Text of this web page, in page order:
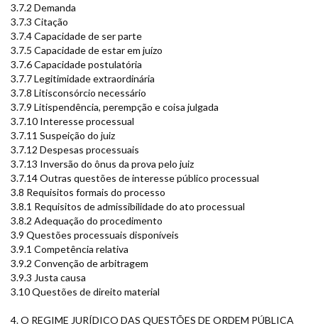
3.7.2 Demanda
3.7.3 Citação
3.7.4 Capacidade de ser parte
3.7.5 Capacidade de estar em juízo
3.7.6 Capacidade postulatória
3.7.7 Legitimidade extraordinária
3.7.8 Litisconsórcio necessário
3.7.9 Litispendência, perempção e coisa julgada
3.7.10 Interesse processual
3.7.11 Suspeição do juiz
3.7.12 Despesas processuais
3.7.13 Inversão do ônus da prova pelo juiz
3.7.14 Outras questões de interesse público processual
3.8 Requisitos formais do processo
3.8.1 Requisitos de admissibilidade do ato processual
3.8.2 Adequação do procedimento
3.9 Questões processuais disponíveis
3.9.1 Competência relativa
3.9.2 Convenção de arbitragem
3.9.3 Justa causa
3.10 Questões de direito material
4. O REGIME JURÍDICO DAS QUESTÕES DE ORDEM PÚBLICA